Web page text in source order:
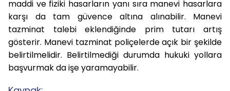
maddi ve fiziki hasarların yanı sıra manevi hasarlara
karşı da tam güvence altına alınabilir. Manevi
tazminat talebi eklendiğinde prim tutarı artış
gösterir. Manevi tazminat poliçelerde açık bir şekilde
belirtilmelidir. Belirtilmediği durumda hukuki yollara
başvurmak da işe yaramayabilir.